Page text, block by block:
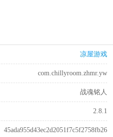
凉屋游戏
com.chillyroom.zhmr.yw
战魂铭人
2.8.1
45ada955d43ec2d2051f7c5f2758fb26